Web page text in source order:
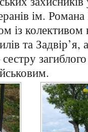
ім.
колективом
та